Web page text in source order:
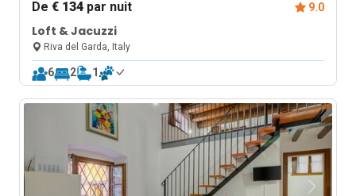
De€ 134 par nuit 9.0
Loft & Jacuzzi
Riva del Garda, Italy
6 2 1